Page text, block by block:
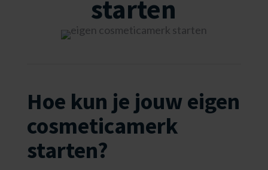
starten
Hoe kun je jouw eigen
cosmeticamerk
starten?